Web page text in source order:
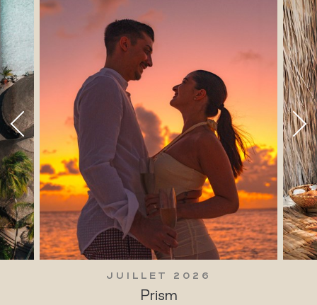
JUILLET 2026
Prism